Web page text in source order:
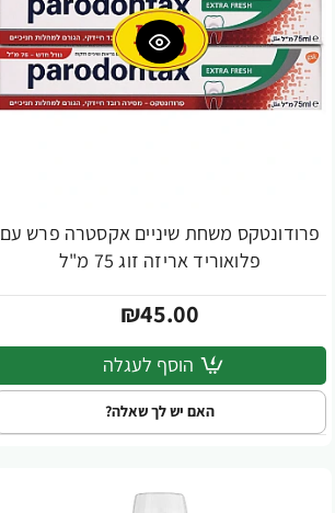
פרודונטקס משחת שיניים אקסטרה פרש עם
פלואוריד אריזה זוג 75 מ"ל
₪45.00
הוסף לעגלה
האם יש לך שאלה?